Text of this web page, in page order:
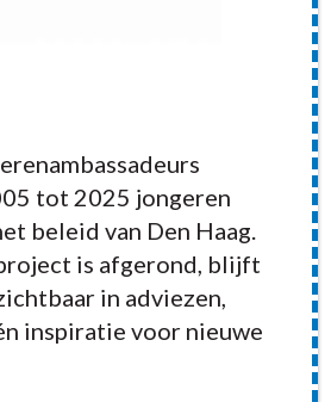
tot 2025 jongeren
beleid van Den Haag.
is afgerond, blijft
in adviezen,
inspiratie voor nieuwe